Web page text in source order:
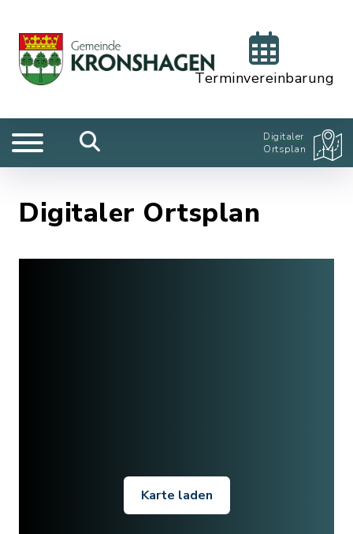
Terminvereinbarung
Digitaler
Ortsplan
Digitaler Ortsplan
Karte laden